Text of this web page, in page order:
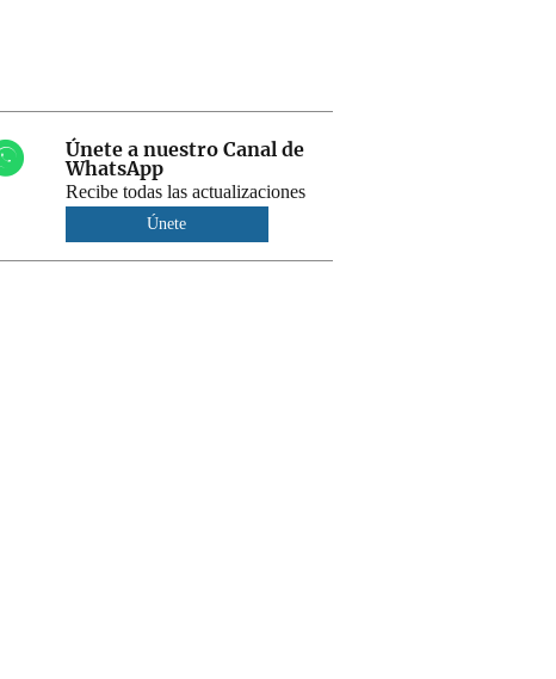
Únete a nuestro Canal de
WhatsApp
Recibe todas las actualizaciones
Únete